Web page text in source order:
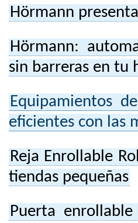
Hörmann
Hörmann:
sin barreras en tu
Equipamientos
eficientes con las
Reja Enrollable
tiendas pequeñas
Puerta